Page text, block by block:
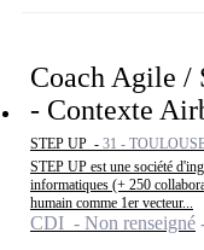
Coach Agile /
- Contexte
STEP UP - 31 -
STEP UP est une société
informatiques (+ 250
humain comme 1er vecteur...
CDI - Non renseigné